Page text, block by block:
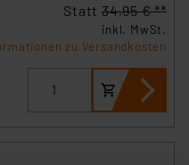
Statt 34,95 € **
inkl. MwSt.
zu Versandkosten